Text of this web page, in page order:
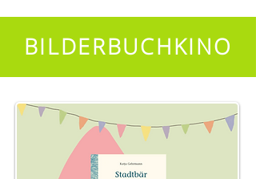
BILDERBUCHKINO